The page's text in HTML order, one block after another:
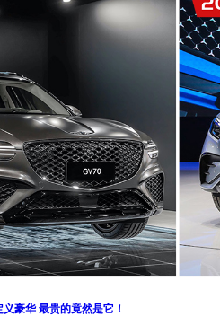
豪华 最贵的竟然是它！